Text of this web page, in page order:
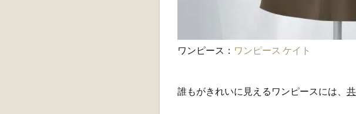
ワンピース： ワンピース ケイト
誰もがきれいに見えるワンピースには、